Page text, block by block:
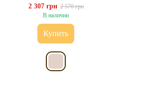
2 307 грн 2 570 грн
В наличии
Купить